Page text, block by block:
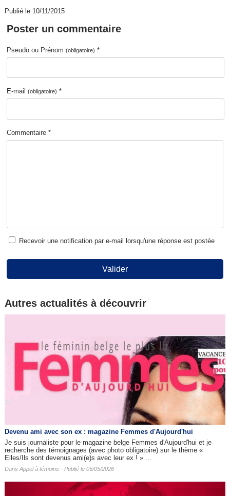
Publié le 10/11/2015
Poster un commentaire
Pseudo ou Prénom(obligatoire) *
E-mail(obligatoire) *
Commentaire *
Recevoir une notification par e-mail lorsqu'une réponse est postée
Valider
Autres actualités à découvrir
Devenu ami avec son ex : magazine Femmes d'Aujourd'hui
Je suis journaliste pour le magazine belge Femmes d'Aujourd'hui et je
recherche des témoignages (avec photo obligatoire) sur le thème «
Elles/Ils sont devenus ami(e)s avec leur ex ! » ...
Dans Appel à témoins - Publié le 05/05/2026